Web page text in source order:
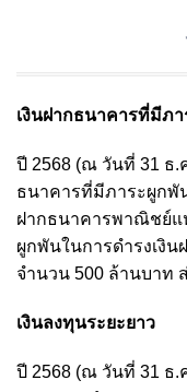
เงินฝากธนาคารที่มีภ
ปี 2568 (ณ วันที่ 31 ธ.
ธนาคารที่มีภาระผูกพั
ฝากธนาคารพาณิชย์แ
ผูกพันในการดำรงเงิ
จำนวน 500 ล้านบาท
เงินลงทุนระยะยาว
ปี 2568 (ณ วันที่ 31 ธ.